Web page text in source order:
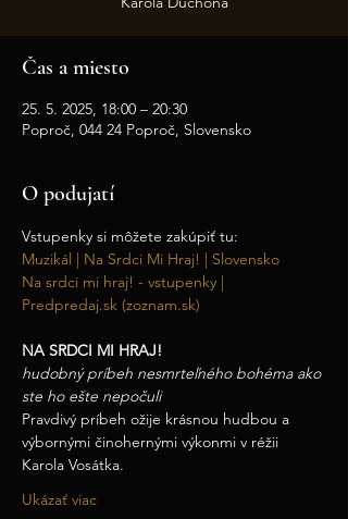
Čas a miesto
25. 5. 2025, 18:00 – 20:30
Poproč, 044 24 Poproč, Slovensko
O podujatí
Vstupenky si môžete zakúpiť tu:
Muzikál | Na Srdci Mi Hraj! | Slovensko
Na srdci mi hraj! - vstupenky |
Predpredaj.sk (zoznam.sk)
NA SRDCI MI HRAJ!
hudobný príbeh nesmrteľného bohéma ako
ste ho ešte nepočuli
Pravdivý príbeh ožije krásnou hudbou a
výbornými činohernými výkonmi v réžii
Karola Vosátka.
Ukázať viac